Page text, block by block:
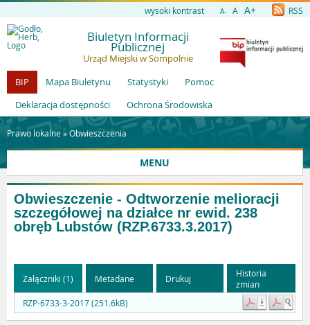
wysoki kontrast A- A A+ RSS
Biuletyn Informacji
Publicznej
Urząd Miejski w Sompolnie
BIP
Mapa Biuletynu Statystyki
Pomoc
Deklaracja dostępności
Ochrona Środowiska
Prawo lokalne »Obwieszczenia
MENU
Obwieszczenie - Odtworzenie melioracji
szczegółowej na działce nr ewid. 238
obręb Lubstów (RZP.6733.3.2017)
Załączniki (1) Metadane Drukuj
Historia
zmian
RZP-6733-3-2017 (251.6kB)